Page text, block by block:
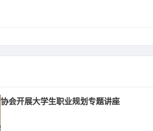
协会开展大学生职业规划专题讲座